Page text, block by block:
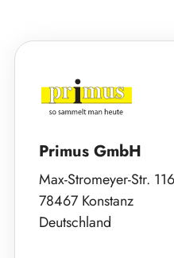
Primus GmbH
Max-Stromeyer-Str. 116
78467 Konstanz
Deutschland